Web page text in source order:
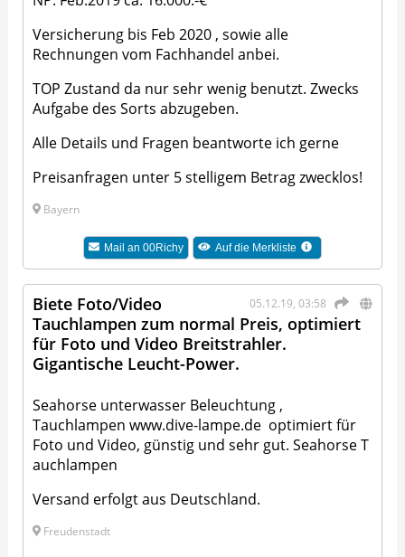
Versicherung bis Feb 2020 , sowie alle
Rechnungen vom Fachhandel anbei.
TOP Zustand da nur sehr wenig benutzt. Zwecks
Aufgabe des Sorts abzugeben.
Alle Details und Fragen beantworte ich gerne
Preisanfragen unter 5 stelligem Betrag zwecklos!
Bayern
Mail an 00Richy Auf die Merkliste
05.12.19, 03:58
Biete Foto/Video
Tauchlampen zum normal Preis, optimiert
für Foto und Video Breitstrahler.
Gigantische Leucht-Power.
Seahorse unterwasser Beleuchtung ,
Tauchlampenwww.dive-lampe.de optimiert für
Foto und Video, günstig und sehr gut.Seahorse T
auchlampen
Versand erfolgt aus Deutschland.
Freudenstadt